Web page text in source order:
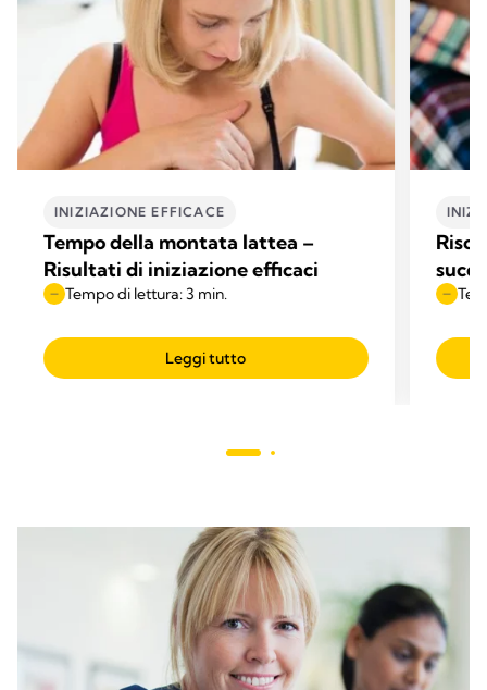
INIZIAZIONE EFFICACE
Tempo della montata lattea –
Risultati di iniziazione efficaci
Tempo di lettura: 3 min.
Leggi tutto